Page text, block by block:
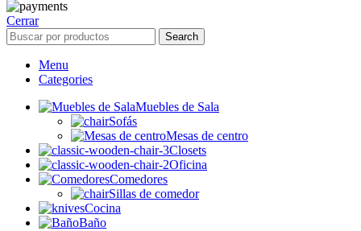
Cerrar
Search
Menu
Categories
Muebles de Sala
Sofás
Mesas de centro
Closets
Oficina
Comedores
Sillas de comedor
Cocina
Baño